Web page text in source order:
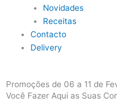
Novidades
Receitas
Contacto
Delivery
Promoções de 06 a 11 de
Você Fazer Aqui as Suas